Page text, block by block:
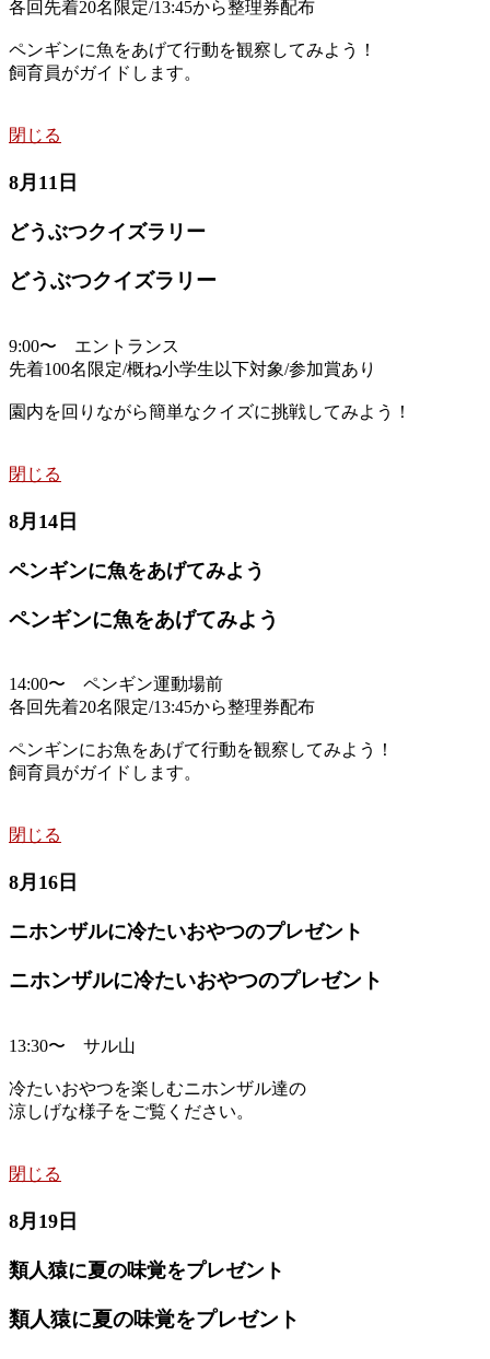
各回先着20名限定/13:45から整理券配布
ペンギンに魚をあげて行動を観察してみよう！
飼育員がガイドします。
閉じる
8月11日
どうぶつクイズラリー
どうぶつクイズラリー
9:00〜 エントランス
先着100名限定/概ね小学生以下対象/参加賞あり
園内を回りながら簡単なクイズに挑戦してみよう！
閉じる
8月14日
ペンギンに魚をあげてみよう
ペンギンに魚をあげてみよう
14:00〜 ペンギン運動場前
各回先着20名限定/13:45から整理券配布
ペンギンにお魚をあげて行動を観察してみよう！
飼育員がガイドします。
閉じる
8月16日
ニホンザルに冷たいおやつのプレゼント
ニホンザルに冷たいおやつのプレゼント
13:30〜 サル山
冷たいおやつを楽しむニホンザル達の
涼しげな様子をご覧ください。
閉じる
8月19日
類人猿に夏の味覚をプレゼント
類人猿に夏の味覚をプレゼント